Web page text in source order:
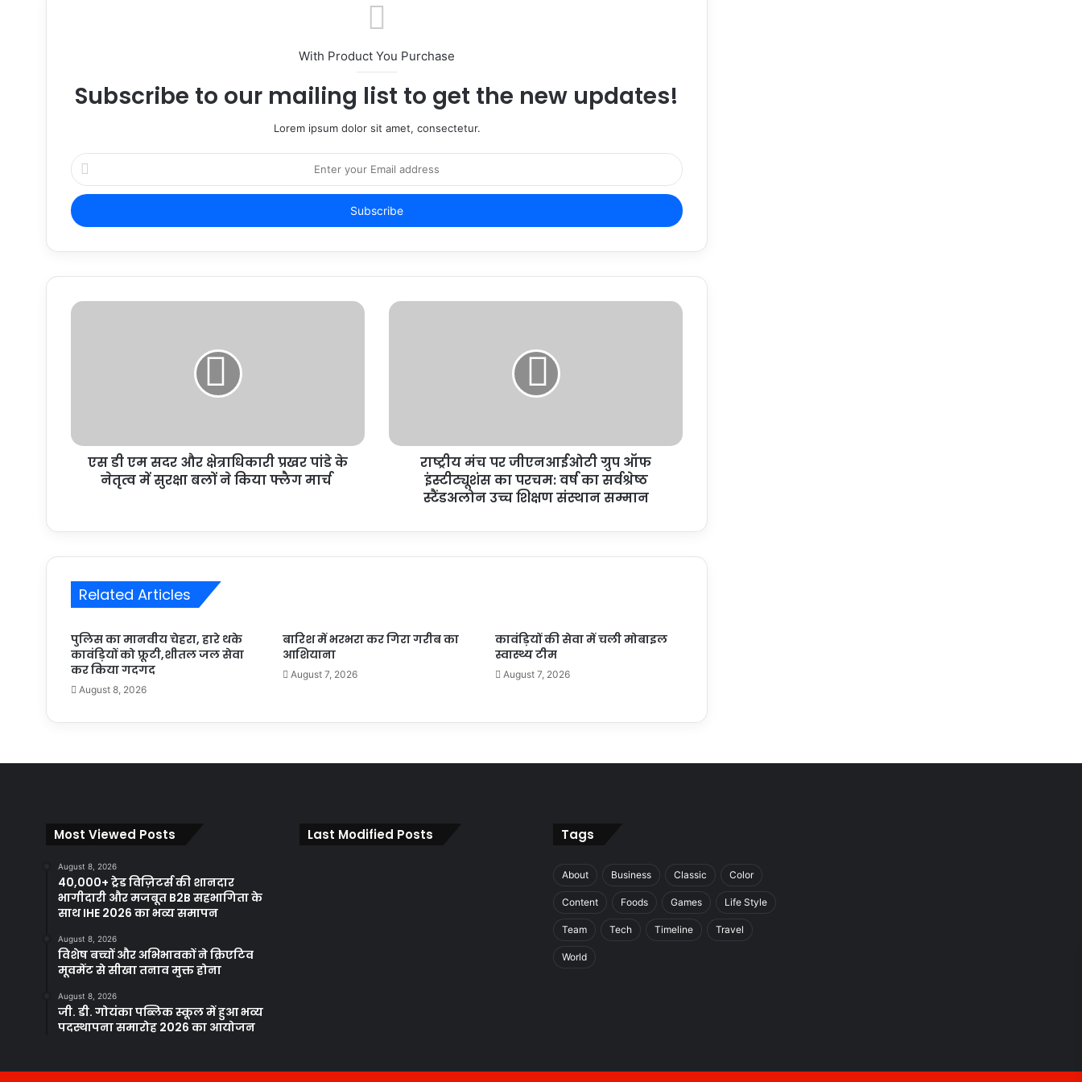
With Product You Purchase
Subscribe to our mailing list to get the new updates!
Lorem ipsum dolor sit amet, consectetur.
Enter
your
Email
address
एस डी एम सदर और क्षेत्राधिकारी प्रखर पांडे के
नेतृत्व में सुरक्षा बलों ने किया फ्लैग मार्च
राष्ट्रीय मंच पर जीएनआईओटी ग्रुप ऑफ
इंस्टीट्यूशंस का परचम: वर्ष का सर्वश्रेष्ठ
स्टैंडअलोन उच्च शिक्षण संस्थान सम्मान
Related Articles
पुलिस का मानवीय चेहरा, हारे थके
कावंड़ियों को फ्रूटी,शीतल जल सेवा
कर किया गदगद
August 8, 2026
बारिश में भरभरा कर गिरा गरीब का
आशियाना
August 7, 2026
कावंड़ियों की सेवा में चली मोबाइल
स्वास्थ्य टीम
August 7, 2026
Most Viewed Posts
August 8, 2026
40,000+ ट्रेड विज़िटर्स की शानदार
भागीदारी और मजबूत B2B सहभागिता के
साथ IHE 2026 का भव्य समापन
August 8, 2026
विशेष बच्चों और अभिभावकों ने क्रिएटिव
मूवमेंट से सीखा तनाव मुक्त होना
August 8, 2026
जी. डी. गोयंका पब्लिक स्कूल में हुआ भव्य
पदस्थापना समारोह 2026 का आयोजन
Last Modified Posts Tags
About Business Classic Color
Content Foods Games Life Style
Team Tech Timeline Travel
World